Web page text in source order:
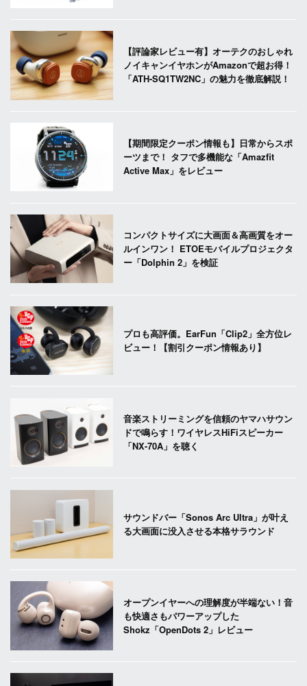
【評論家レビュー有】オーテクのおしゃれ
ノイキャンイヤホンがAmazonで超お得！
「ATH-SQ1TW2NC」の魅力を徹底解説！
【期間限定クーポン情報も】日常からスポ
ーツまで！ タフで多機能な「Amazfit
Active Max」をレビュー
コンパクトサイズに大画面＆高画質をオー
ルインワン！ ETOEモバイルプロジェクタ
ー「Dolphin 2」を検証
プロも高評価。EarFun「Clip2」全方位レ
ビュー！【割引クーポン情報あり】
音楽ストリーミングを信頼のヤマハサウン
ドで鳴らす！ワイヤレスHiFiスピーカー
「NX-70A」を聴く
サウンドバー「Sonos Arc Ultra」が叶え
る大画面に没入させる本格サラウンド
オープンイヤーへの理解度が半端ない！音
も快適さもパワーアップした
Shokz「OpenDots 2」レビュー